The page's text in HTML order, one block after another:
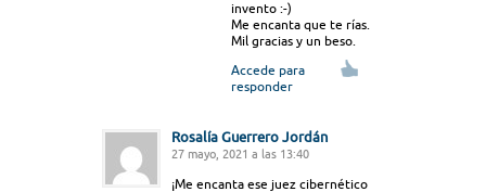
invento :-)
Me encanta que te rías.
Mil gracias y un beso.
Accede para
responder
Rosalía Guerrero Jordán
27 mayo, 2021 a las 13:40
¡Me encanta ese juez cibernético